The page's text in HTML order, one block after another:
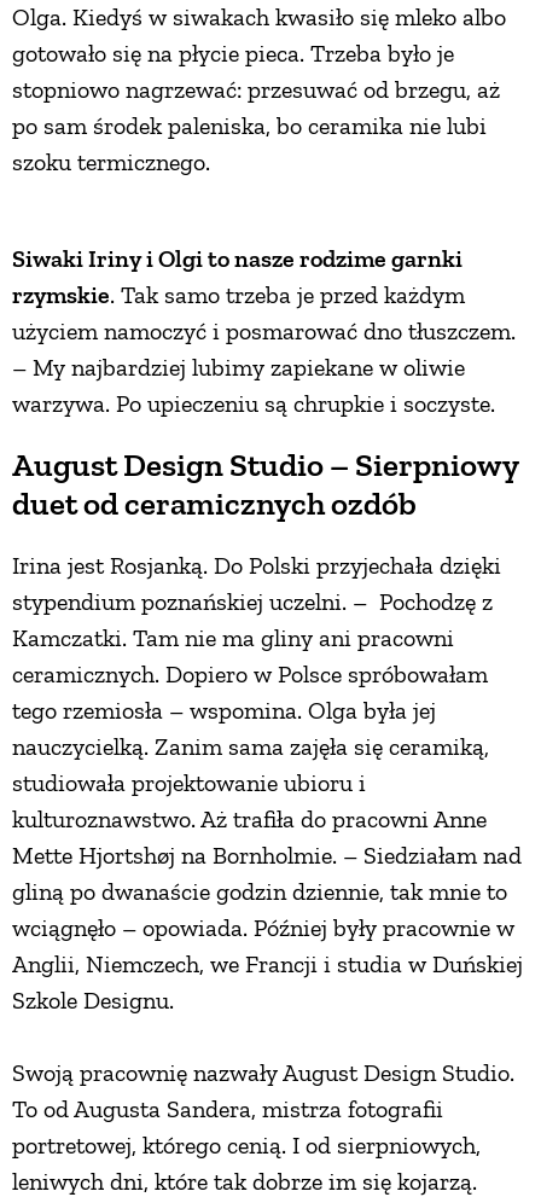
Olga. Kiedyś w siwakach kwasiło się mleko albo
gotowało się na płycie pieca. Trzeba było je
stopniowo nagrzewać: przesuwać od brzegu, aż
po sam środek paleniska, bo ceramika nie lubi
szoku termicznego.
Siwaki Iriny i Olgi to nasze rodzime garnki
rzymskie. Tak samo trzeba je przed każdym
użyciem namoczyć i posmarować dno tłuszczem.
– My najbardziej lubimy zapiekane w oliwie
warzywa. Po upieczeniu są chrupkie i soczyste.
August Design Studio – Sierpniowy
duet od ceramicznych ozdób
Irina jest Rosjanką. Do Polski przyjechała dzięki
stypendium poznańskiej uczelni. – Pochodzę z
Kamczatki. Tam nie ma gliny ani pracowni
ceramicznych. Dopiero w Polsce spróbowałam
tego rzemiosła – wspomina. Olga była jej
nauczycielką. Zanim sama zajęła się ceramiką,
studiowała projektowanie ubioru i
kulturoznawstwo. Aż trafiła do pracowni Anne
Mette Hjortshøj na Bornholmie. – Siedziałam nad
gliną po dwanaście godzin dziennie, tak mnie to
wciągnęło – opowiada. Później były pracownie w
Anglii, Niemczech, we Francji i studia w Duńskiej
Szkole Designu.
Swoją pracownię nazwały August Design Studio.
To od Augusta Sandera, mistrza fotografii
portretowej, którego cenią. I od sierpniowych,
leniwych dni, które tak dobrze im się kojarzą.